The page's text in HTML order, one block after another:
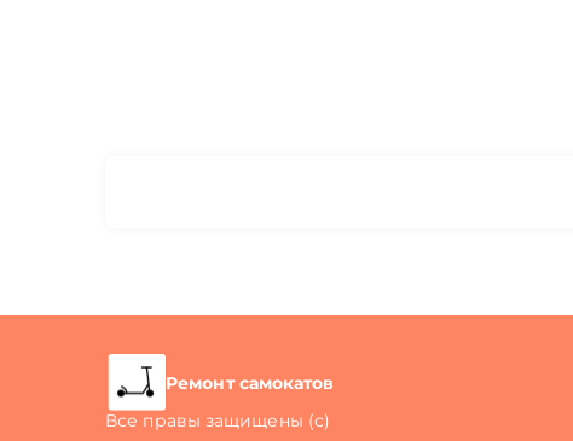
Ремонт самокатов
Все правы защищены (с)